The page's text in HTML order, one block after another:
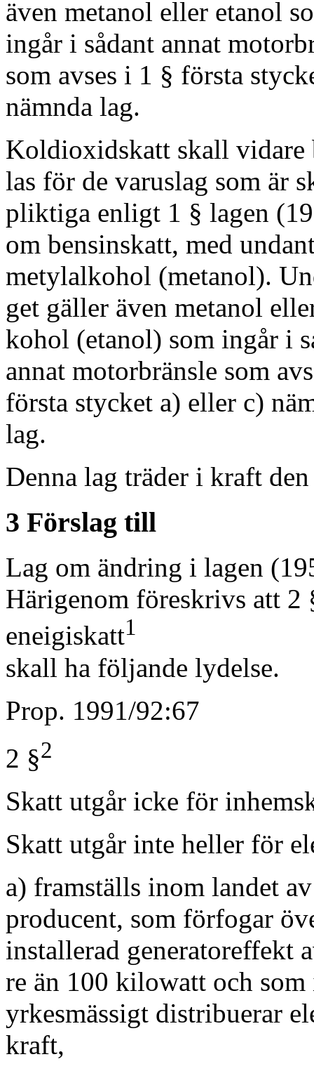
även metanol eller etanol
ingår i sådant annat
som avses i 1 § första
nämnda lag.
Koldioxidskatt skall vidare
las för de varuslag som är
pliktiga enligt 1 § lagen
om bensinskatt, med
metylalkohol (metanol).
get gäller även metanol
kohol (etanol) som ingår i
annat motorbränsle som
första stycket a) eller c)
lag.
Denna lag träder i kraft
3 Förslag till
Lag om ändring i lagen
Härigenom föreskrivs att 2
eneigiskatt1
skall ha följande lydelse.
Prop. 1991/92:67
2 §2
Skatt utgår icke för
Skatt utgår inte heller för
a) framställs inom landet av
producent, som förfogar
installerad generatoreffekt
re än 100 kilowatt och som
yrkesmässigt distribuerar
kraft,